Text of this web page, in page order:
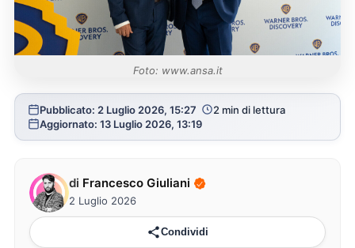
Foto: www.ansa.it
Pubblicato: 2 Luglio 2026, 15:27
2 min di lettura
Aggiornato: 13 Luglio 2026, 13:19
di Francesco Giuliani
2 Luglio 2026
Condividi